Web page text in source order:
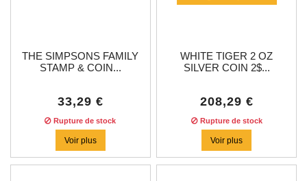
THE SIMPSONS FAMILY
STAMP & COIN...
33,29 €
Rupture de stock
Voir plus
WHITE TIGER 2 OZ
SILVER COIN 2$...
208,29 €
Rupture de stock
Voir plus